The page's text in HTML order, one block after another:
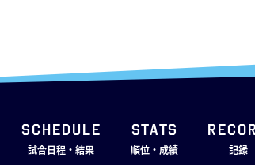
SCHEDULE
試合日程・結果
STATS
順位・成績 記録